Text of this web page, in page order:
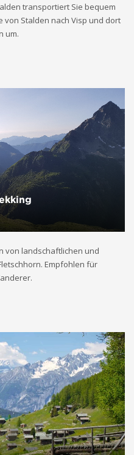
transportiert Sie bequem
von Stalden nach Visp und dort
um.
von landschaftlichen und
Empfohlen für